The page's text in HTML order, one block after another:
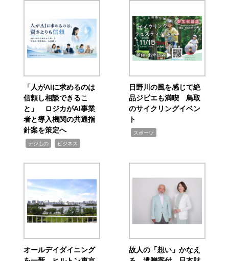
「人がAIに求めるのは
信頼し相談できるこ
と」 ロジカがAI事業
者と導入機関の共通指
針案を策定へ
デジもの ビジネス
日野川の風を感じて絶
品ジビエも満喫 鳥取
のサイクリングイベン
ト
スポーツ
オールデイダイニング
故人の「想い」かなえ